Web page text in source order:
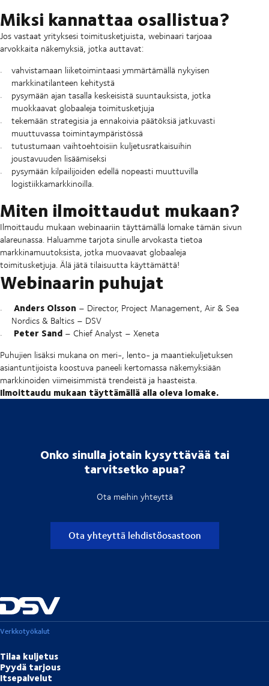
Miksi kannattaa osallistua?
Jos vastaat yrityksesi toimitusketjuista, webinaari tarjoaa
arvokkaita näkemyksiä, jotka auttavat:
vahvistamaan liiketoimintaasi ymmärtämällä nykyisen
markkinatilanteen kehitystä
pysymään ajan tasalla keskeisistä suuntauksista, jotka
muokkaavat globaaleja toimitusketjuja
tekemään strategisia ja ennakoivia päätöksiä jatkuvasti
muuttuvassa toimintaympäristössä
tutustumaan vaihtoehtoisiin kuljetusratkaisuihin
joustavuuden lisäämiseksi
pysymään kilpailijoiden edellä nopeasti muuttuvilla
logistiikkamarkkinoilla.
Miten ilmoittaudut mukaan?
Ilmoittaudu mukaan webinaariin täyttämällä lomake tämän sivun
alareunassa. Haluamme tarjota sinulle arvokasta tietoa
markkinamuutoksista, jotka muovaavat globaaleja
toimitusketjuja. Älä jätä tilaisuutta käyttämättä!
Webinaarin puhujat
Anders Olsson – Director, Project Management, Air & Sea
Nordics & Baltics – DSV
Peter Sand– Chief Analyst – Xeneta
Puhujien lisäksi mukana on meri-, lento- ja maantiekuljetuksen
asiantuntijoista koostuva paneeli kertomassa näkemyksiään
markkinoiden viimeisimmistä trendeistä ja haasteista.
Ilmoittaudu mukaan täyttämällä alla oleva lomake.
Onko sinulla jotain kysyttävää tai
tarvitsetko apua?
Ota meihin yhteyttä
Ota yhteyttä lehdistöosastoon
Verkkotyökalut
Tilaa kuljetus
Pyydä tarjous
Itsepalvelut